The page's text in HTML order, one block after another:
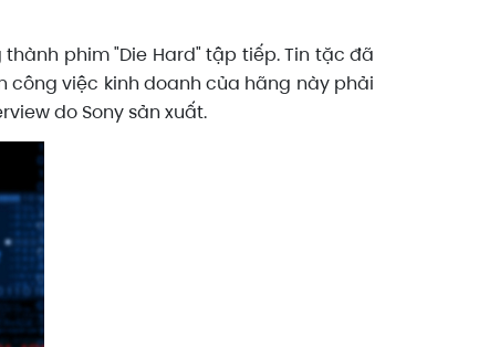
phim "Die Hard" tập tiếp. Tin tặc đã
công việc kinh doanh của hãng này phải
do Sony sản xuất.